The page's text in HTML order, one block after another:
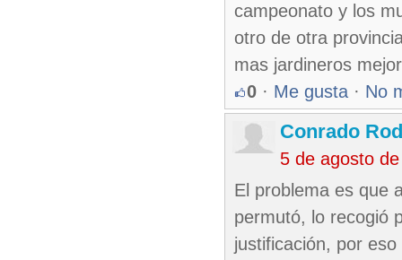
campeonato y los
otro de otra
mas jardineros
0 · Me gusta · No
Conrado
5 de agosto
El problema es que
permutó, lo recogió
justificación, por